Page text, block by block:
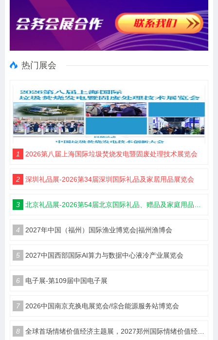
热门展会
1 2026第八届上海国际垃圾焚烧发电暨固废处理技术展览会
2 深圳礼品展-2026第34届深圳国际礼品及家居用品展览会
3 北京礼品展-2026第54届北京国际礼品、赠品及家庭用品展览会
4 2027年中国（福州）国际渔业博览会|福州渔博会
5 2027中国西部国际AI算力与数据中心液冷产业展览会
6 电子展-第109届中国电子展
7 2026中国南京充换电展览会/综合能源服务站博览会
8 全球首场情绪价值经济主题展，2027郑州国际情绪价值经济博览会